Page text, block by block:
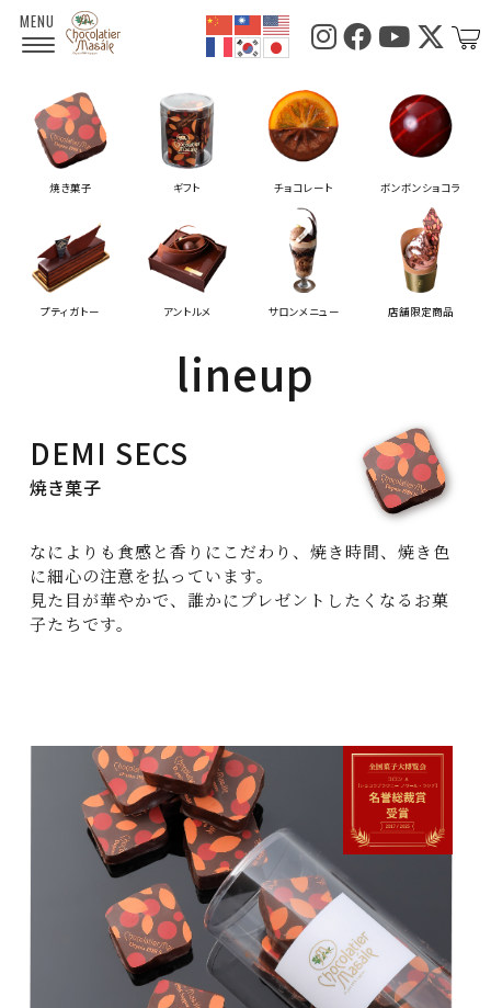
焼き菓子 ギフト チョコレート ボンボンショコラ
プティガトー アントルメ サロンメニュー 店舗限定商品
lineup
DEMI SECS
焼き菓子
なによりも食感と香りにこだわり、焼き時間、焼き色
に細心の注意を払っています。
見た目が華やかで、誰かにプレゼントしたくなるお菓
子たちです。